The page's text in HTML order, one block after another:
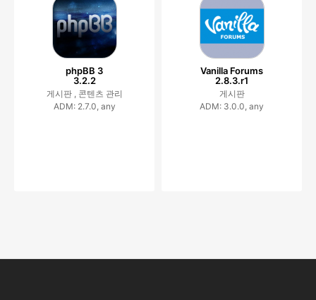
phpBB 3
3.2.2
게시판 , 콘텐츠 관리
ADM: 2.7.0, any
Vanilla Forums
2.8.3.r1
게시판
ADM: 3.0.0, any